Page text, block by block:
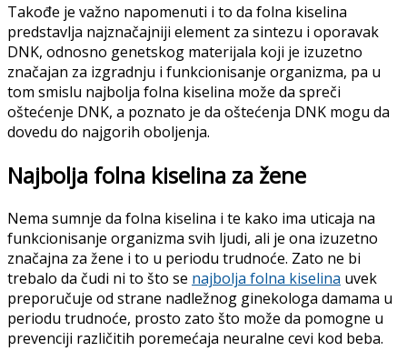
Takođe je važno napomenuti i to da folna kiselina
predstavlja najznačajniji element za sintezu i oporavak
DNK, odnosno genetskog materijala koji je izuzetno
značajan za izgradnju i funkcionisanje organizma, pa u
tom smislu najbolja folna kiselina može da spreči
oštećenje DNK, a poznato je da oštećenja DNK mogu da
dovedu do najgorih oboljenja.
Najbolja folna kiselina za žene
Nema sumnje da folna kiselina i te kako ima uticaja na
funkcionisanje organizma svih ljudi, ali je ona izuzetno
značajna za žene i to u periodu trudnoće. Zato ne bi
trebalo da čudi ni to što se najbolja folna kiselina uvek
preporučuje od strane nadležnog ginekologa damama u
periodu trudnoće, prosto zato što može da pomogne u
prevenciji različitih poremećaja neuralne cevi kod beba.